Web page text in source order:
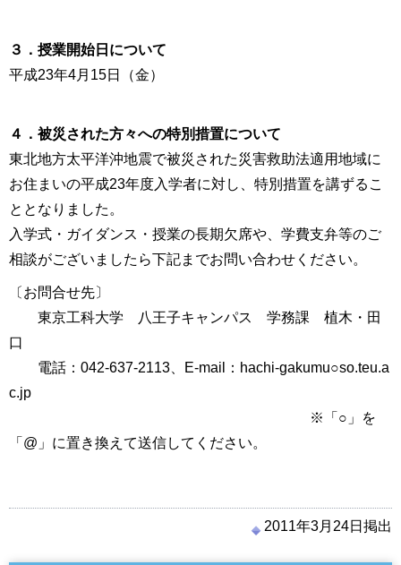
３．授業開始日について
平成23年4月15日（金）
４．被災された方々への特別措置について
東北地方太平洋沖地震で被災された災害救助法適用地域に
お住まいの平成23年度入学者に対し、特別措置を講ずるこ
ととなりました。
入学式・ガイダンス・授業の長期欠席や、学費支弁等のご
相談がございましたら下記までお問い合わせください。
〔お問合せ先〕
東京工科大学 八王子キャンパス 学務課 植木・田
口
電話：042-637-2113、E-mail：hachi-gakumu○so.teu.a
c.jp
※「○」を
「@」に置き換えて送信してください。
2011年3月24日掲出